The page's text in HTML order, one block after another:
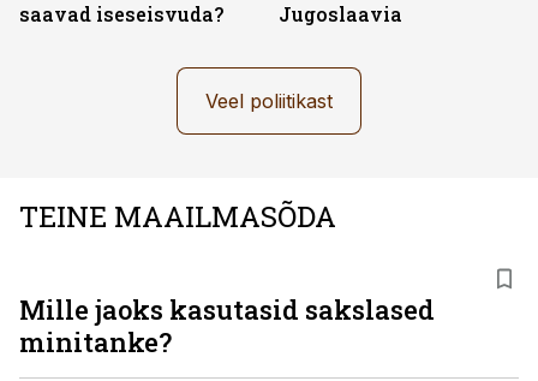
saavad iseseisvuda?
Jugoslaavia
Veel poliitikast
TEINE MAAILMASÕDA
Mille jaoks kasutasid sakslased
minitanke?